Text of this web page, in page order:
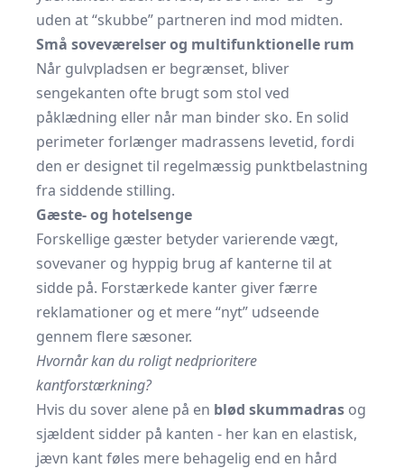
uden at “skubbe” partneren ind mod midten.
Små soveværelser og multifunktionelle rum
Når gulvpladsen er begrænset, bliver
sengekanten ofte brugt som stol ved
påklædning eller når man binder sko. En solid
perimeter forlænger madrassens levetid, fordi
den er designet til regelmæssig punktbelastning
fra siddende stilling.
Gæste- og hotelsenge
Forskellige gæster betyder varierende vægt,
sovevaner og hyppig brug af kanterne til at
sidde på. Forstærkede kanter giver færre
reklamationer og et mere “nyt” udseende
gennem flere sæsoner.
Hvornår kan du roligt nedprioritere
kantforstærkning?
Hvis du sover alene på en blød skummadras og
sjældent sidder på kanten - her kan en elastisk,
jævn kant føles mere behagelig end en hård